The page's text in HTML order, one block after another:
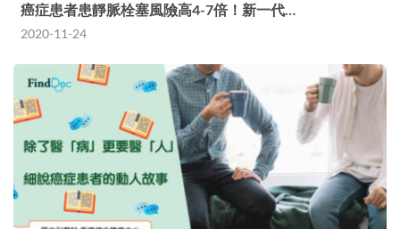
癌症患者患靜脈栓塞風險高4-7倍！新一代…
2020-11-24